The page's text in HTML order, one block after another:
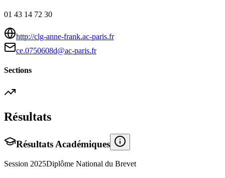
01 43 14 72 30
http://clg-anne-frank.ac-paris.fr
ce.0750608d@ac-paris.fr
Sections
Résultats
Résultats Académiques
Session 2025Diplôme National du Brevet